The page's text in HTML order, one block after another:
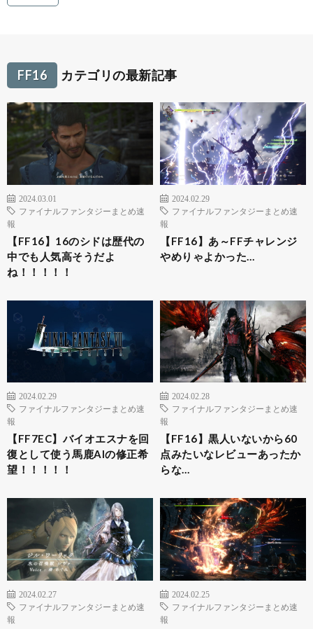
FF16 カテゴリの最新記事
2024.03.01
ファイナルファンタジーまとめ速
報
【FF16】16のシドは歴代の
中でも人気高そうだよ
ね！！！！！
2024.02.29
ファイナルファンタジーまとめ速
報
【FF16】あ～FFチャレンジ
やめりゃよかった…
2024.02.29
ファイナルファンタジーまとめ速
報
【FF7EC】バイオエスナを回
復として使う馬鹿AIの修正希
望！！！！！
2024.02.28
ファイナルファンタジーまとめ速
報
【FF16】黒人いないから60
点みたいなレビューあったか
らな…
2024.02.27
ファイナルファンタジーまとめ速
報
2024.02.25
ファイナルファンタジーまとめ速
報